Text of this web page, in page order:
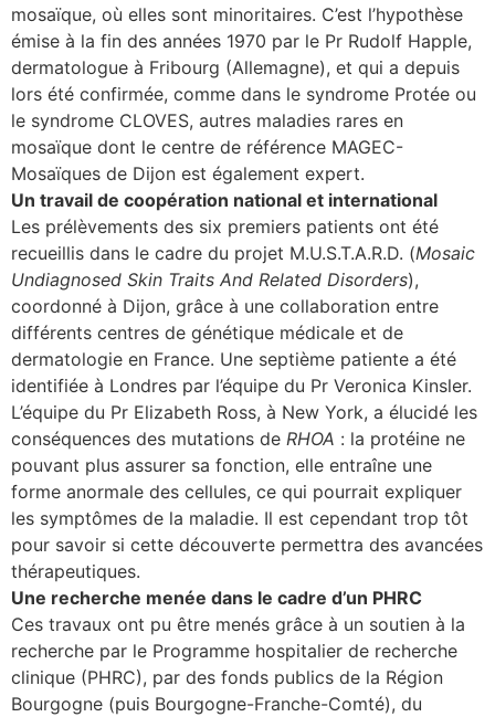
mosaïque, où elles sont minoritaires. C’est l’hypothèse
émise à la fin des années 1970 par le Pr Rudolf Happle,
dermatologue à Fribourg (Allemagne), et qui a depuis
lors été confirmée, comme dans le syndrome Protée ou
le syndrome CLOVES, autres maladies rares en
mosaïque dont le centre de référence MAGEC-
Mosaïques de Dijon est également expert.
Un travail de coopération national et international
Les prélèvements des six premiers patients ont été
recueillis dans le cadre du projet M.U.S.T.A.R.D. (Mosaic
Undiagnosed Skin Traits And Related Disorders),
coordonné à Dijon, grâce à une collaboration entre
différents centres de génétique médicale et de
dermatologie en France. Une septième patiente a été
identifiée à Londres par l’équipe du Pr Veronica Kinsler.
L’équipe du Pr Elizabeth Ross, à New York, a élucidé les
conséquences des mutations de RHOA : la protéine ne
pouvant plus assurer sa fonction, elle entraîne une
forme anormale des cellules, ce qui pourrait expliquer
les symptômes de la maladie. Il est cependant trop tôt
pour savoir si cette découverte permettra des avancées
thérapeutiques.
Une recherche menée dans le cadre d’un PHRC
Ces travaux ont pu être menés grâce à un soutien à la
recherche par le Programme hospitalier de recherche
clinique (PHRC), par des fonds publics de la Région
Bourgogne (puis Bourgogne-Franche-Comté), du